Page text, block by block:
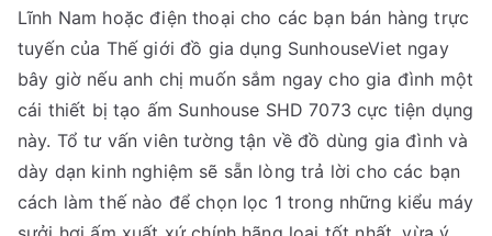
Lĩnh Nam hoặc điện thoại cho các bạn bán hàng trực
tuyến của Thế giới đồ gia dụng SunhouseViet ngay
bây giờ nếu anh chị muốn sắm ngay cho gia đình một
cái thiết bị tạo ấm Sunhouse SHD 7073 cực tiện dụng
này. Tổ tư vấn viên tường tận về đồ dùng gia đình và
dày dạn kinh nghiệm sẽ sẵn lòng trả lời cho các bạn
cách làm thế nào để chọn lọc 1 trong những kiểu máy